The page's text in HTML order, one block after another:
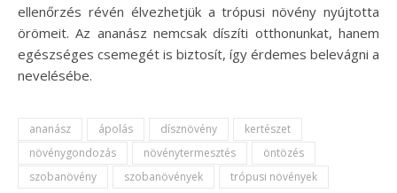
ellenőrzés révén élvezhetjük a trópusi növény nyújtotta
örömeit. Az ananász nemcsak díszíti otthonunkat, hanem
egészséges csemegét is biztosít, így érdemes belevágni a
nevelésébe.
ananász ápolás dísznövény
kertészet
növénygondozás
növénytermesztés
öntözés
szobanövény
szobanövények trópusi növények